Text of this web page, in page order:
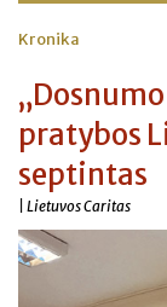
Kronika
pratybos
septintas
| Lietuvos Caritas